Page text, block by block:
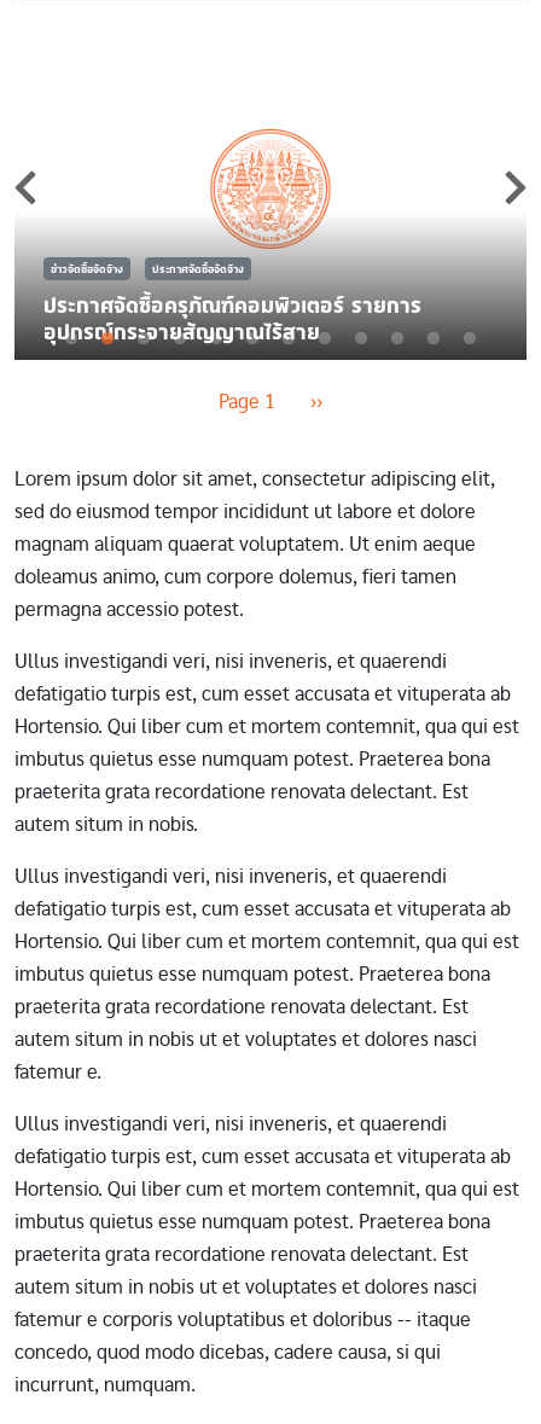
ข่าวจัดซื้อจัดจ้าง ประกาศจัดซื้อจัดจ้าง
ประกาศจัดซื้อครุภัณฑ์คอมพิวเตอร์ รายการ
อุปกรณ์กระจายสัญญาณไร้สาย
Page 1 Next page
››
Lorem ipsum dolor sit amet, consectetur adipiscing elit,
sed do eiusmod tempor incididunt ut labore et dolore
magnam aliquam quaerat voluptatem. Ut enim aeque
doleamus animo, cum corpore dolemus, fieri tamen
permagna accessio potest.
Ullus investigandi veri, nisi inveneris, et quaerendi
defatigatio turpis est, cum esset accusata et vituperata ab
Hortensio. Qui liber cum et mortem contemnit, qua qui est
imbutus quietus esse numquam potest. Praeterea bona
praeterita grata recordatione renovata delectant. Est
autem situm in nobis.
Ullus investigandi veri, nisi inveneris, et quaerendi
defatigatio turpis est, cum esset accusata et vituperata ab
Hortensio. Qui liber cum et mortem contemnit, qua qui est
imbutus quietus esse numquam potest. Praeterea bona
praeterita grata recordatione renovata delectant. Est
autem situm in nobis ut et voluptates et dolores nasci
fatemur e.
Ullus investigandi veri, nisi inveneris, et quaerendi
defatigatio turpis est, cum esset accusata et vituperata ab
Hortensio. Qui liber cum et mortem contemnit, qua qui est
imbutus quietus esse numquam potest. Praeterea bona
praeterita grata recordatione renovata delectant. Est
autem situm in nobis ut et voluptates et dolores nasci
fatemur e corporis voluptatibus et doloribus -- itaque
concedo, quod modo dicebas, cadere causa, si qui
incurrunt, numquam.